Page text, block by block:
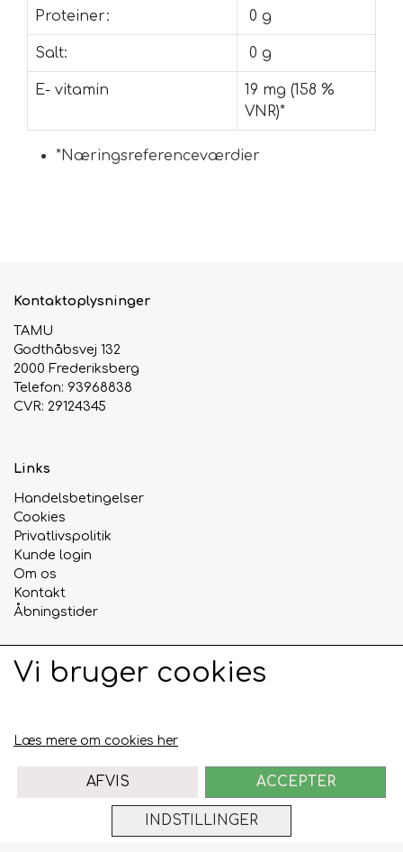
Proteiner: 0 g
Salt: 0 g
E- vitamin
19 mg (158 %
VNR)*
*Næringsreferenceværdier
Kontaktoplysninger
TAMU
Godthåbsvej 132
2000 Frederiksberg
Telefon: 93968838
CVR: 29124345
Links
Handelsbetingelser
Cookies
Privatlivspolitik
Kunde login
Om os
Kontakt
Åbningstider
Sociale medier
Vi bruger cookies
Læs mere om cookies her
INDSTILLINGER
AFVIS ACCEPTER